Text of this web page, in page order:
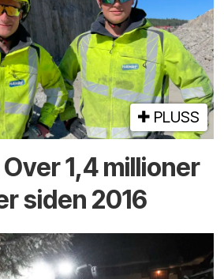
PLUSS
1,4 millioner
siden 2016